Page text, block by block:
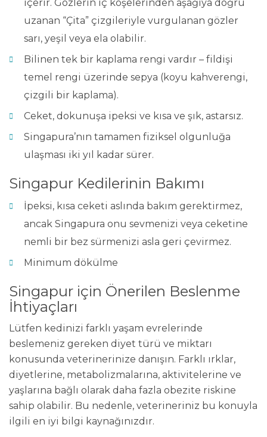
içerir. Gözlerin iç köşelerinden aşağıya doğru
uzanan “Çita” çizgileriyle vurgulanan gözler
sarı, yeşil veya ela olabilir.
Bilinen tek bir kaplama rengi vardır – fildişi
temel rengi üzerinde sepya (koyu kahverengi,
çizgili bir kaplama).
Ceket, dokunuşa ipeksi ve kısa ve şık, astarsız.
Singapura’nın tamamen fiziksel olgunluğa
ulaşması iki yıl kadar sürer.
Singapur Kedilerinin Bakımı
İpeksi, kısa ceketi aslında bakım gerektirmez,
ancak Singapura onu sevmenizi veya ceketine
nemli bir bez sürmenizi asla geri çevirmez.
Minimum dökülme
Singapur için Önerilen Beslenme
İhtiyaçları
Lütfen kedinizi farklı yaşam evrelerinde
beslemeniz gereken diyet türü ve miktarı
konusunda veterinerinize danışın. Farklı ırklar,
diyetlerine, metabolizmalarına, aktivitelerine ve
yaşlarına bağlı olarak daha fazla obezite riskine
sahip olabilir. Bu nedenle, veterineriniz bu konuyla
ilgili en iyi bilgi kaynağınızdır.